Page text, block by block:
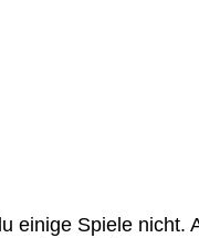
einige Spiele nicht.